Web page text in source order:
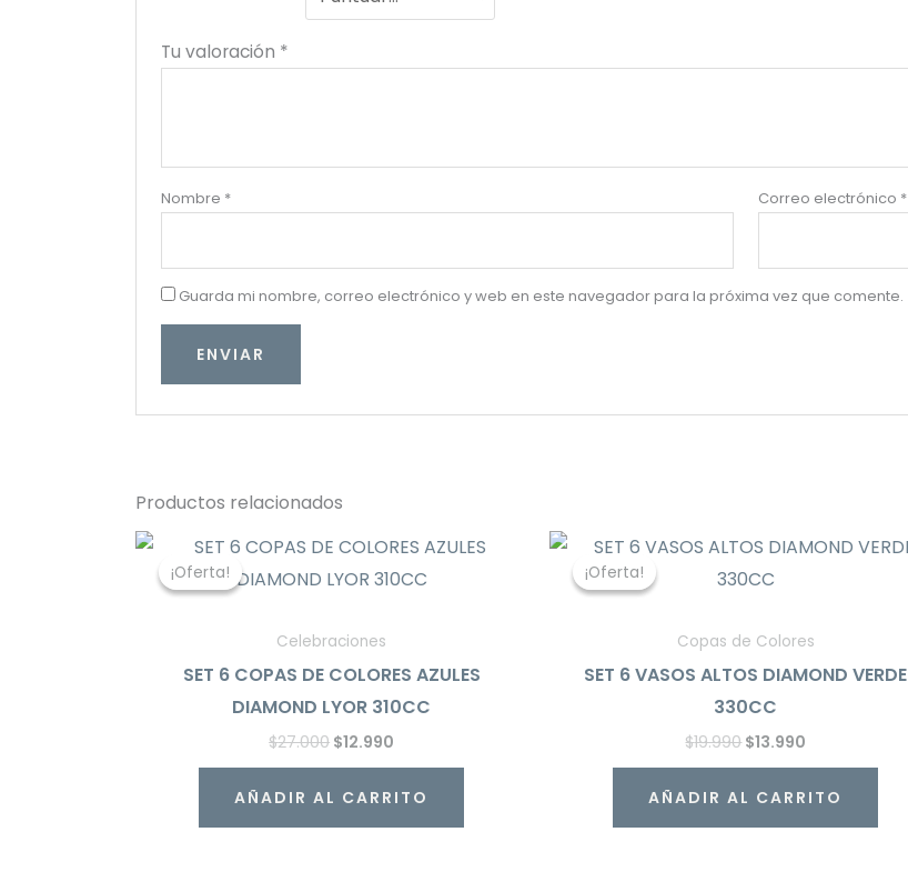
Tu valoración *
Nombre * Correo electrónico *
Guarda mi nombre, correo electrónico y web en este navegador para la próxima vez que comente.
Productos relacionados
¡Oferta!
¡Oferta!
Celebraciones
SET 6 COPAS DE COLORES AZULES
DIAMOND LYOR 310CC
$27.000
El
precio
original
$12.990
El
precio
actual
AÑADIR AL CARRITO
¡Oferta!
¡Oferta!
Copas de Colores
SET 6 VASOS ALTOS DIAMOND VERDE
330CC
$19.990
El
precio
original
$13.990
El
precio
AÑADIR AL CARRITO